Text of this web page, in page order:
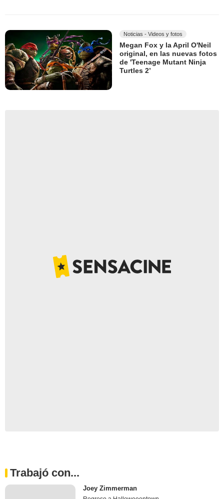
Noticias - Videos y fotos
Megan Fox y la April O'Neil
original, en las nuevas fotos
de 'Teenage Mutant Ninja
Turtles 2’
Trabajó con...
Joey Zimmerman